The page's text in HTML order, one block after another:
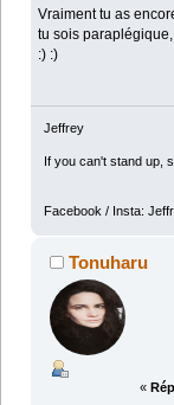
Vraiment tu as
tu sois
:) :)
Jeffrey
If you can't stand up,
Facebook / Insta:
Tonuharu
«